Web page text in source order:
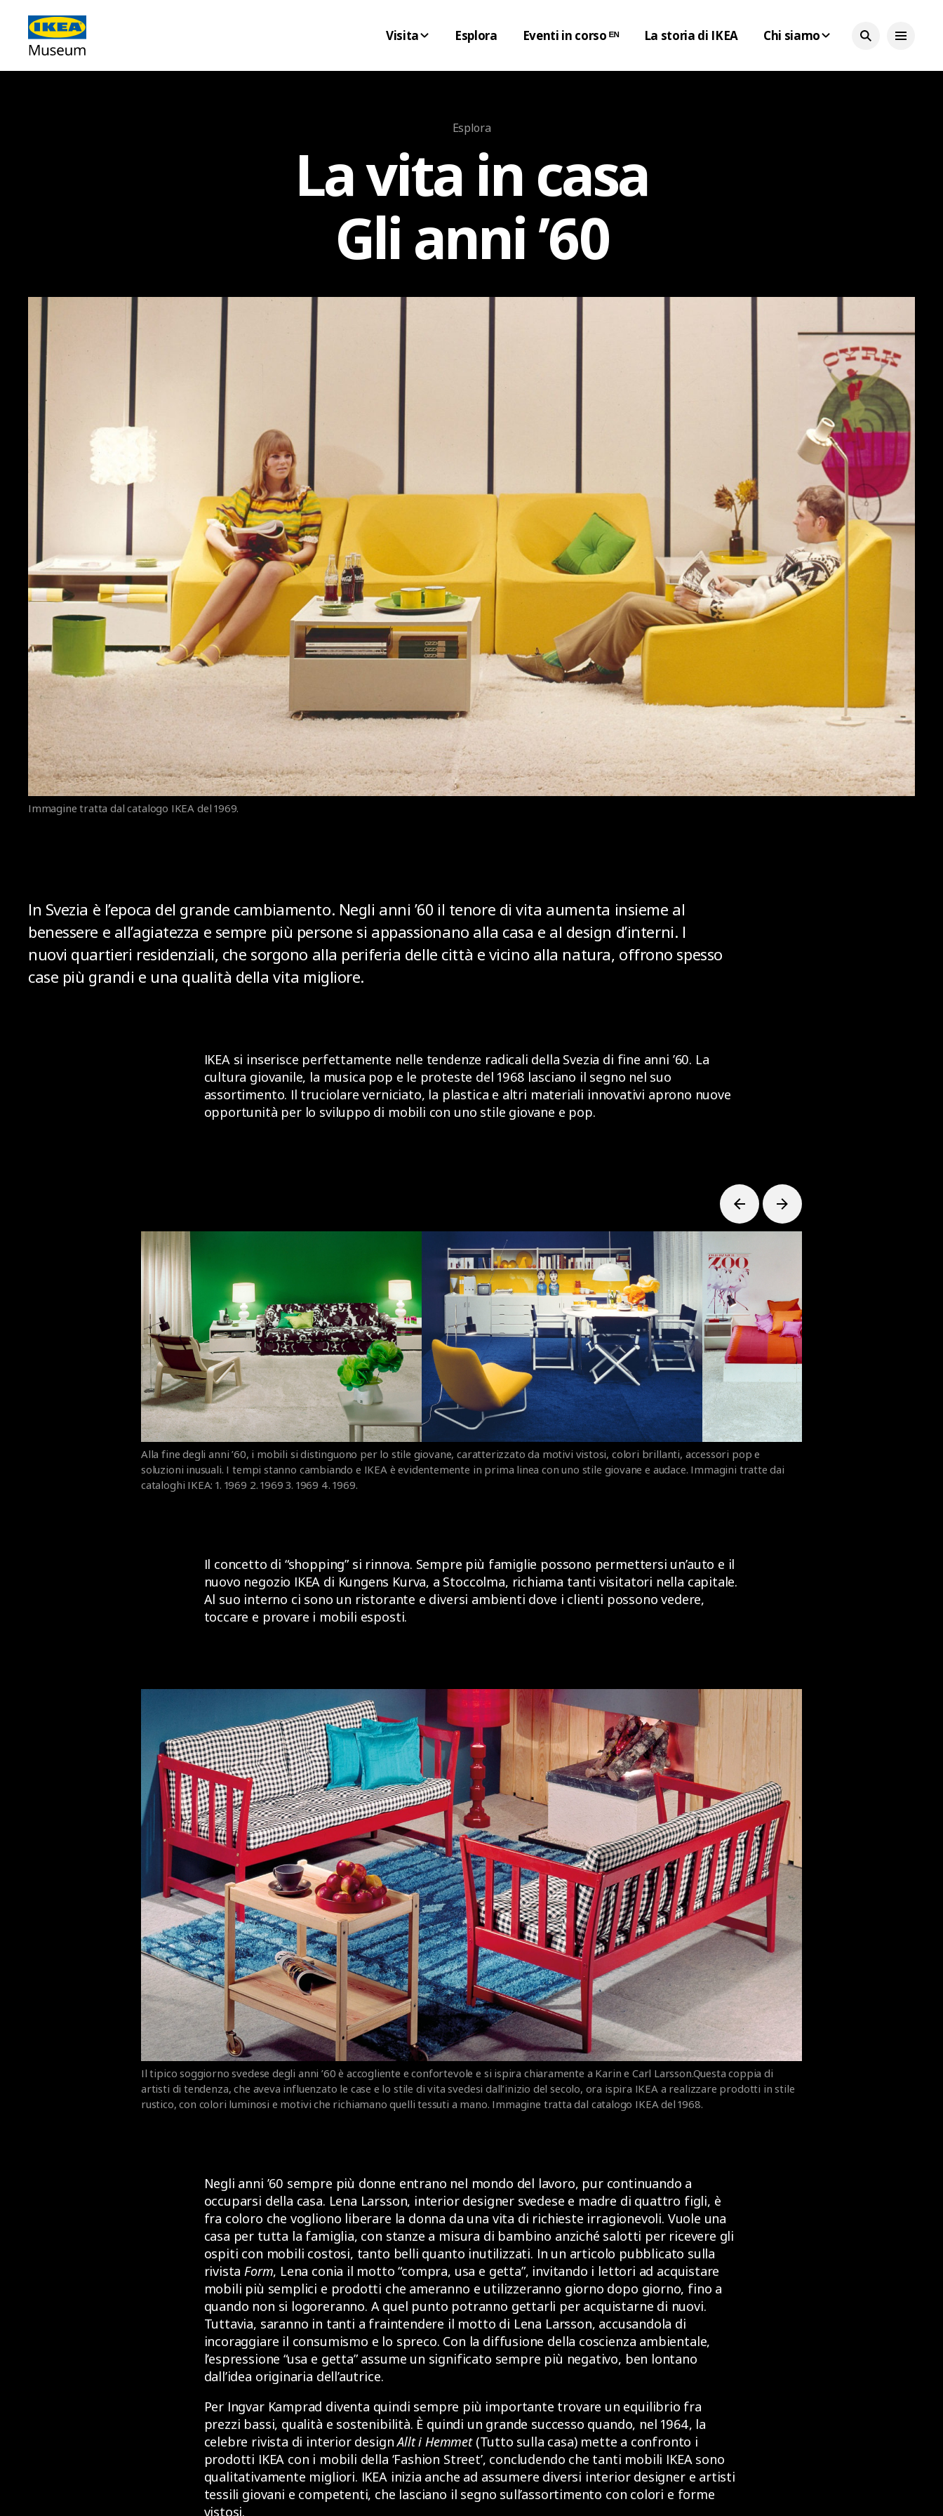
Visita Esplora Eventi in corso ᴱᴺ La storia di IKEA Chi siamo
Esplora
La vita in casa
Gli anni ’60
Immagine tratta dal catalogo IKEA del 1969.
In Svezia è l’epoca del grande cambiamento. Negli anni ’60 il tenore di vita aumenta insieme al
benessere e all’agiatezza e sempre più persone si appassionano alla casa e al design d’interni. I
nuovi quartieri residenziali, che sorgono alla periferia delle città e vicino alla natura, offrono spesso
case più grandi e una qualità della vita migliore.
IKEA si inserisce perfettamente nelle tendenze radicali della Svezia di fine anni ’60. La
cultura giovanile, la musica pop e le proteste del 1968 lasciano il segno nel suo
assortimento. Il truciolare verniciato, la plastica e altri materiali innovativi aprono nuove
opportunità per lo sviluppo di mobili con uno stile giovane e pop.
Alla fine degli anni ’60, i mobili si distinguono per lo stile giovane, caratterizzato da motivi vistosi, colori brillanti, accessori pop e
soluzioni inusuali. I tempi stanno cambiando e IKEA è evidentemente in prima linea con uno stile giovane e audace. Immagini tratte dai
cataloghi IKEA: 1. 1969 2. 1969 3. 1969 4. 1969.
Il concetto di “shopping” si rinnova. Sempre più famiglie possono permettersi un’auto e il
nuovo negozio IKEA di Kungens Kurva, a Stoccolma, richiama tanti visitatori nella capitale.
Al suo interno ci sono un ristorante e diversi ambienti dove i clienti possono vedere,
toccare e provare i mobili esposti.
Il tipico soggiorno svedese degli anni ’60 è accogliente e confortevole e si ispira chiaramente a Karin e Carl Larsson.Questa coppia di
artisti di tendenza, che aveva influenzato le case e lo stile di vita svedesi dall’inizio del secolo, ora ispira IKEA a realizzare prodotti in stile
rustico, con colori luminosi e motivi che richiamano quelli tessuti a mano. Immagine tratta dal catalogo IKEA del 1968.
Negli anni ’60 sempre più donne entrano nel mondo del lavoro, pur continuando a
occuparsi della casa. Lena Larsson, interior designer svedese e madre di quattro figli, è
fra coloro che vogliono liberare la donna da una vita di richieste irragionevoli. Vuole una
casa per tutta la famiglia, con stanze a misura di bambino anziché salotti per ricevere gli
ospiti con mobili costosi, tanto belli quanto inutilizzati. In un articolo pubblicato sulla
rivistaForm, Lena conia il motto “compra, usa e getta”, invitando i lettori ad acquistare
mobili più semplici e prodotti che ameranno e utilizzeranno giorno dopo giorno, fino a
quando non si logoreranno. A quel punto potranno gettarli per acquistarne di nuovi.
Tuttavia, saranno in tanti a fraintendere il motto di Lena Larsson, accusandola di
incoraggiare il consumismo e lo spreco. Con la diffusione della coscienza ambientale,
l’espressione “usa e getta” assume un significato sempre più negativo, ben lontano
dall’idea originaria dell’autrice.
Per Ingvar Kamprad diventa quindi sempre più importante trovare un equilibrio fra
prezzi bassi, qualità e sostenibilità. È quindi un grande successo quando, nel 1964, la
celebre rivista di interior designAllt i Hemmet(Tutto sulla casa) mette a confronto i
prodotti IKEA con i mobili della ‘Fashion Street’, concludendo che tanti mobili IKEA sono
qualitativamente migliori. IKEA inizia anche ad assumere diversi interior designer e artisti
tessili giovani e competenti, che lasciano il segno sull’assortimento con colori e forme
vistosi.